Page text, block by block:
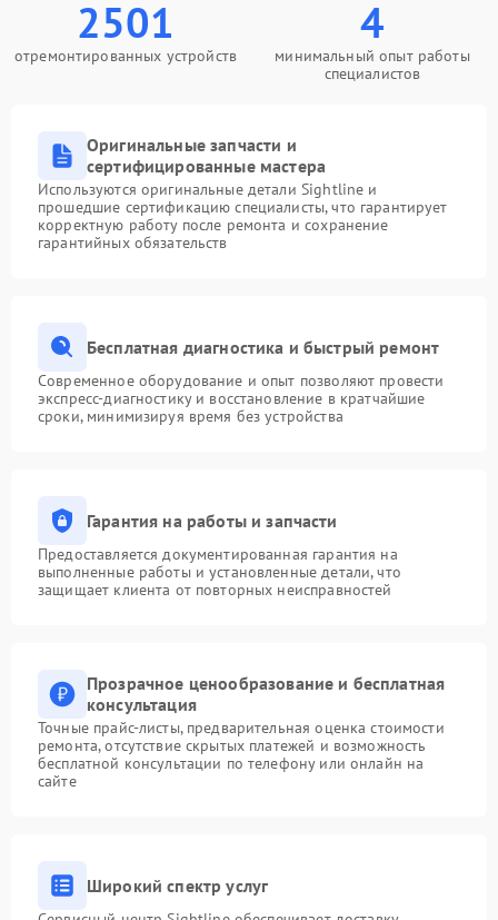
2501
отремонтированных устройств
4
минимальный опыт работы
специалистов
Оригинальные запчасти и
сертифицированные мастера
Используются оригинальные детали Sightline и
прошедшие сертификацию специалисты, что гарантирует
корректную работу после ремонта и сохранение
гарантийных обязательств
Бесплатная диагностика и быстрый ремонт
Современное оборудование и опыт позволяют провести
экспресс-диагностику и восстановление в кратчайшие
сроки, минимизируя время без устройства
Гарантия на работы и запчасти
Предоставляется документированная гарантия на
выполненные работы и установленные детали, что
защищает клиента от повторных неисправностей
Прозрачное ценообразование и бесплатная
консультация
Точные прайс-листы, предварительная оценка стоимости
ремонта, отсутствие скрытых платежей и возможность
бесплатной консультации по телефону или онлайн на
сайте
Широкий спектр услуг